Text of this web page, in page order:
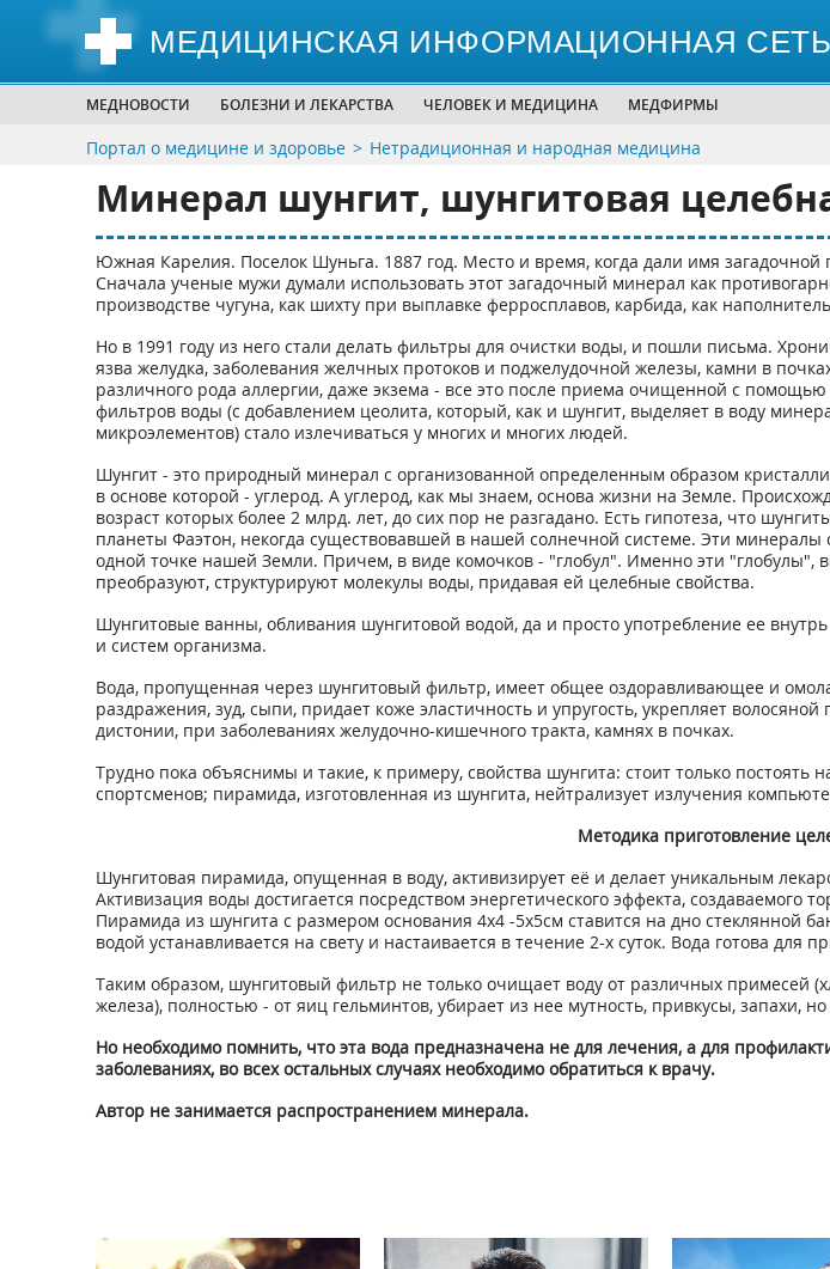
МЕДИЦИНСКАЯ ИНФОРМАЦИОННАЯ СЕТЬ
МЕДНОВОСТИ БОЛЕЗНИ И ЛЕКАРСТВА ЧЕЛОВЕК И МЕДИЦИНА МЕДФИРМЫ
Портал о медицине и здоровье Нетрадиционная и народная медицина
Минерал шунгит, шунгитовая
Южная Карелия. Поселок Шуньга. 1887 год. Место и время, когда дали имя загадочной
Сначала ученые мужи думали использовать этот загадочный минерал как
производстве чугуна, как шихту при выплавке ферросплавов, карбида, как
Но в 1991 году из него стали делать фильтры для очистки воды, и пошли письма.
язва желудка, заболевания желчных протоков и поджелудочной железы, камни в
различного рода аллергии, даже экзема - все это после приема очищенной с
фильтров воды (с добавлением цеолита, который, как и шунгит, выделяет в воду
микроэлементов) стало излечиваться у многих и многих людей.
Шунгит - это природный минерал с организованной определенным образом
в основе которой - углерод. А углерод, как мы знаем, основа жизни на Земле.
возраст которых более 2 млрд. лет, до сих пор не разгадано. Есть гипотеза, что
планеты Фаэтон, некогда существовавшей в нашей солнечной системе. Эти
одной точке нашей Земли. Причем, в виде комочков - "глобул". Именно эти "глобулы",
преобразуют, структурируют молекулы воды, придавая ей целебные свойства.
Шунгитовые ванны, обливания шунгитовой водой, да и просто употребление ее
и систем организма.
Вода, пропущенная через шунгитовый фильтр, имеет общее оздоравливающее и
раздражения, зуд, сыпи, придает коже эластичность и упругость, укрепляет
дистонии, при заболеваниях желудочно-кишечного тракта, камнях в почках.
Трудно пока объяснимы и такие, к примеру, свойства шунгита: стоит только
спортсменов; пирамида, изготовленная из шунгита, нейтрализует излучения
Методика приготовление
Шунгитовая пирамида, опущенная в воду, активизирует её и делает уникальным
Активизация воды достигается посредством энергетического эффекта,
Пирамида из шунгита с размером основания 4х4 -5х5см ставится на дно стеклянной
водой устанавливается на свету и настаивается в течение 2-х суток. Вода готова для
Таким образом, шунгитовый фильтр не только очищает воду от различных примесей
железа), полностью - от яиц гельминтов, убирает из нее мутность, привкусы, запахи,
Но необходимо помнить, что эта вода предназначена не для лечения, а для
заболеваниях, во всех остальных случаях необходимо обратиться к врачу.
Автор не занимается распространением минерала.